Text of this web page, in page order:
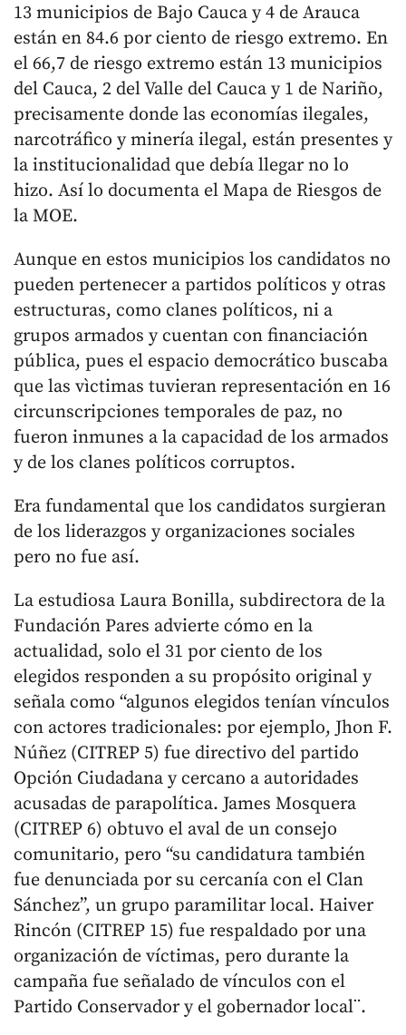
13 municipios de Bajo Cauca y 4 de Arauca
están en 84.6 por ciento de riesgo extremo. En
el 66,7 de riesgo extremo están 13 municipios
del Cauca, 2 del Valle del Cauca y 1 de Nariño,
precisamente donde las economías ilegales,
narcotráfico y minería ilegal, están presentes y
la institucionalidad que debía llegar no lo
hizo. Así lo documenta el Mapa de Riesgos de
la MOE.
Aunque en estos municipios los candidatos no
pueden pertenecer a partidos políticos y otras
estructuras, como clanes políticos, ni a
grupos armados y cuentan con financiación
pública, pues el espacio democrático buscaba
que las vìctimas tuvieran representación en 16
circunscripciones temporales de paz, no
fueron inmunes a la capacidad de los armados
y de los clanes políticos corruptos.
Era fundamental que los candidatos surgieran
de los liderazgos y organizaciones sociales
pero no fue así.
La estudiosa Laura Bonilla, subdirectora de la
Fundación Pares advierte cómo en la
actualidad, solo el 31 por ciento de los
elegidos responden a su propósito original y
señala como “algunos elegidos tenían vínculos
con actores tradicionales: por ejemplo, Jhon F.
Núñez (CITREP 5) fue directivo del partido
Opción Ciudadana y cercano a autoridades
acusadas de parapolítica. James Mosquera
(CITREP 6) obtuvo el aval de un consejo
comunitario, pero “su candidatura también
fue denunciada por su cercanía con el Clan
Sánchez”, un grupo paramilitar local. Haiver
Rincón (CITREP 15) fue respaldado por una
organización de víctimas, pero durante la
campaña fue señalado de vínculos con el
Partido Conservador y el gobernador local¨.